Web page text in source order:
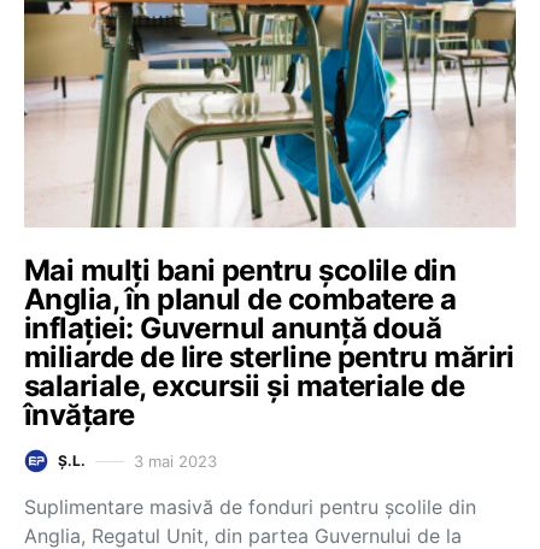
Mai mulți bani pentru școlile din
Anglia, în planul de combatere a
inflației: Guvernul anunță două
miliarde de lire sterline pentru măriri
salariale, excursii și materiale de
învățare
Ș.L. 3 mai 2023
Suplimentare masivă de fonduri pentru școlile din
Anglia, Regatul Unit, din partea Guvernului de la